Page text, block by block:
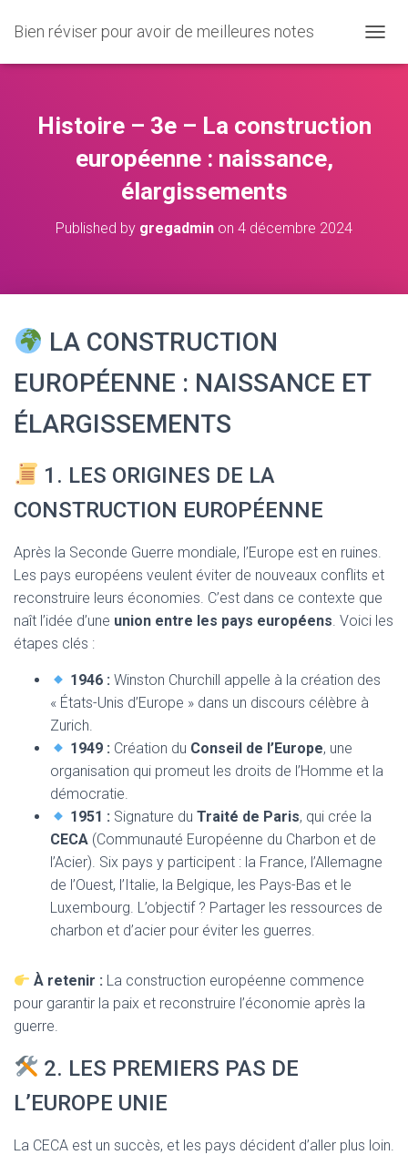
Bien réviser pour avoir de meilleures notes
U
Histoire – 3e – La construction
européenne : naissance,
élargissements
Published by gregadmin on 4 décembre 2024
LA CONSTRUCTION
EUROPÉENNE : NAISSANCE ET
ÉLARGISSEMENTS
1. LES ORIGINES DE LA
CONSTRUCTION EUROPÉENNE
Après la Seconde Guerre mondiale, l’Europe est en ruines.
Les pays européens veulent éviter de nouveaux conflits et
reconstruire leurs économies. C’est dans ce contexte que
naît l’idée d’une union entre les pays européens. Voici les
étapes clés :
1946 : Winston Churchill appelle à la création des
« États-Unis d’Europe » dans un discours célèbre à
Zurich.
1949 : Création du Conseil de l’Europe, une
organisation qui promeut les droits de l’Homme et la
démocratie.
1951 : Signature duTraité de Paris, qui crée la
CECA (Communauté Européenne du Charbon et de
l’Acier). Six pays y participent : la France, l’Allemagne
de l’Ouest, l’Italie, la Belgique, les Pays-Bas et le
Luxembourg. L’objectif ? Partager les ressources de
charbon et d’acier pour éviter les guerres.
À retenir : La construction européenne commence
pour garantir la paix et reconstruire l’économie après la
guerre.
2. LES PREMIERS PAS DE
L’EUROPE UNIE
La CECA est un succès, et les pays décident d’aller plus loin.